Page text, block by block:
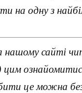
на одну з
нашому сайті
цим
це можна